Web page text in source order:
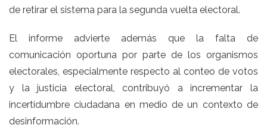
de retirar el sistema para la segunda vuelta electoral.
El informe advierte además que la falta de
comunicación oportuna por parte de los organismos
electorales, especialmente respecto al conteo de votos
y la justicia electoral, contribuyó a incrementar la
incertidumbre ciudadana en medio de un contexto de
desinformación.